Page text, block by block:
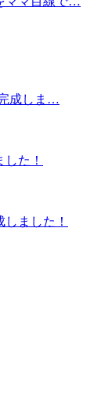
成しま…
た！
ました！